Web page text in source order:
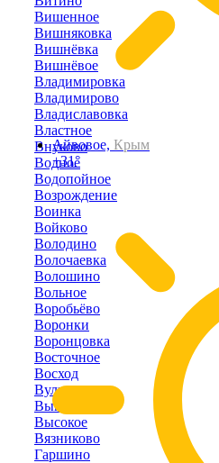
Айвовое, Крым
+31°
Вишенное
Вишняковка
Вишнёвка
Вишнёвое
Владимировка
Владимирово
Владиславовка
Властное
Внуково
Водное
Водопойное
Возрождение
Воинка
Войково
Володино
Волочаевка
Волошино
Вольное
Воробьёво
Воронки
Воронцовка
Восточное
Восход
Вулкановка
Выпасное
Высокое
Вязниково
Гаршино